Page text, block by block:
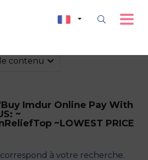
contenu
Buy Imdur Online Pay With
~
~LOWEST PRICE
à votre recherche.